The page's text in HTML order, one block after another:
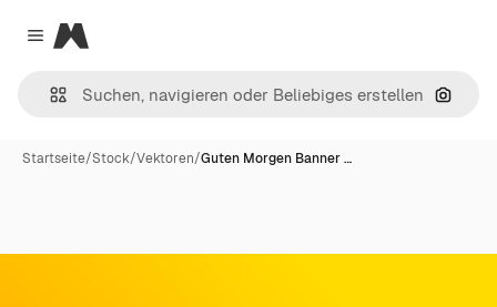
Close menu
Magnific
Nach
Startseite/Stock/Vektoren/Guten Morgen Banner …